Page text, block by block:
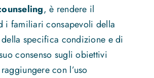
, è rendere il
i familiari consapevoli della
specifica condizione e di
consenso sugli obiettivi
con l’uso